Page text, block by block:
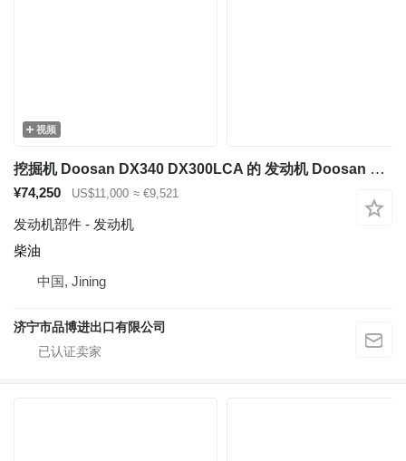
视频
挖掘机 Doosan DX340 DX300LCA 的 发动机 Doosan DL08
¥74,250 US$11,000 ≈ €9,521
发动机部件 - 发动机
柴油
中国, Jining
济宁市品博进出口有限公司